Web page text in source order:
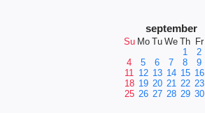
september
Su Mo Tu We Th Fr
1
2
4
5 6 7 8 9
11 12 13 14 15 16
18 19 20 21 22 23
25 26 27 28 29 30